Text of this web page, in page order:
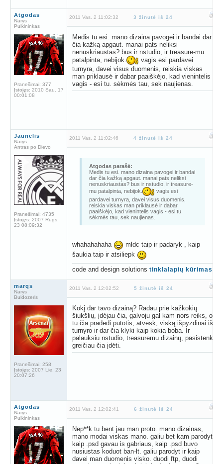
Atgodas
Narys
Pulkininkas
Pranešimai: 377
Įstojęs: 2010 Sau. 17
00:01:08
2011 Vas. 2 11:02:32 3 žinutė iš 24
Medis tu esi. mano dizaina pavogei ir bandai dar
čia kažką apgaut. manai pats neliksi
nenuskriaustas? bus ir nstudio, ir treasure-mu
patalpinta, nebijok.
vagis esi pardavei
turnyra, davei visus duomenis, reiskia viskas
man priklausė ir dabar paaiškėjo, kad vienintelis
vagis - esi tu. sėkmės tau, sek naujienas.
Jaunelis
Narys
Antras po Dievo
Pranešimai: 4735
Įstojęs: 2007 Rugs.
23 08:09:32
2011 Vas. 2 11:02:46 4 žinutė iš 24
Atgodas parašė:
Medis tu esi. mano dizaina pavogei ir bandai
dar čia kažką apgaut. manai pats neliksi
nenuskriaustas? bus ir nstudio, ir treasure-
mu patalpinta, nebijok.
vagis esi
pardavei turnyra, davei visus duomenis,
reiskia viskas man priklausė ir dabar
paaiškėjo, kad vienintelis vagis - esi tu.
sėkmės tau, sek naujienas.
whahahahaha
mldc taip ir padaryk , kaip
šaukia taip ir atsiliepk
code and design solutions tinklalapių kūrimas
marqs
Narys
Buldozeris
Pranešimai: 258
Įstojęs: 2007 Lie. 23
20:07:26
2011 Vas. 2 12:02:52 5 žinutė iš 24
Kokį dar tavo dizainą? Radau prie kažkokių
šiukšlių, įdėjau čia, galvoju gal kam nors reiks, o
tu čia pradedi putotis, atvėsk, viską išpyzdinai iš
turnyro ir dar čia klyki kaip kokia boba. Ir
palauksiu nstudio, treasuremu dizainų, pasistenk
greičiau čia įdėti.
Atgodas
Narys
Pulkininkas
2011 Vas. 2 12:02:41 6 žinutė iš 24
Nep**k tu bent jau man proto. mano dizainas,
mano modai viskas mano. galiu bet kam parodyt,
kaip .psd gavau is gabriaus, kaip .psd buvo
nusiustas koduot ban-lt. galiu parodyt ir kaip
davei man duomenis visko. duodi ftp, duodi